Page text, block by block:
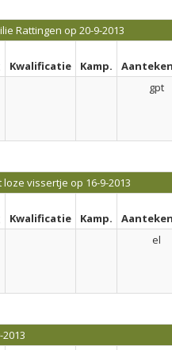
Rattingen op 20-9-2013
Kwalificatie Kamp.
gpt
vissertje op 16-9-2013
Kwalificatie Kamp.
el